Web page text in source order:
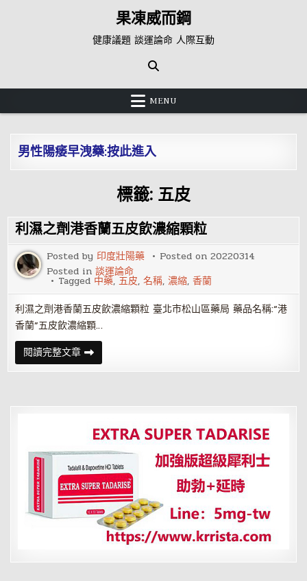
果凍威而鋼
健康議題 談運論命 人際互動
MENU
男性陽痿早洩藥:按此進入
標籤: 五皮
利濕之劑港香蘭五皮飲濃縮顆粒
Posted by 印度壯陽藥 Posted on20220314
Posted in談運論命
Tagged 中藥,五皮,名稱,濃縮,香蘭
利濕之劑港香蘭五皮飲濃縮顆粒 臺北市松山區藥局 藥品名稱:“港
香蘭”五皮飲濃縮顆…
閱讀完整文章利
濕
之
蘭
飲
濃
縮
顆
粒